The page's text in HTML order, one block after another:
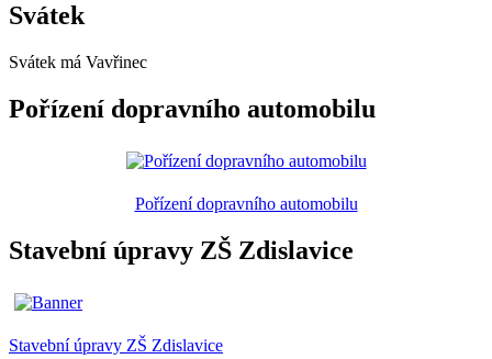
Svátek
Svátek má Vavřinec
Pořízení dopravního automobilu
Pořízení dopravního automobilu
Stavební úpravy ZŠ Zdislavice
Stavební úpravy ZŠ Zdislavice